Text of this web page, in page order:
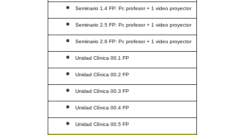
Seminario 1.4 FP: Pc profesor + 1 video proyector
Seminario 2.5 FP: Pc profesor + 1 video proyector
Seminario 2.6 FP: Pc profesor + 1 video proyector
Unidad Clínica 00.1 FP
Unidad Clínica 00.2 FP
Unidad Clínica 00.3 FP
Unidad Clínica 00.4 FP
Unidad Clínica 00.5 FP